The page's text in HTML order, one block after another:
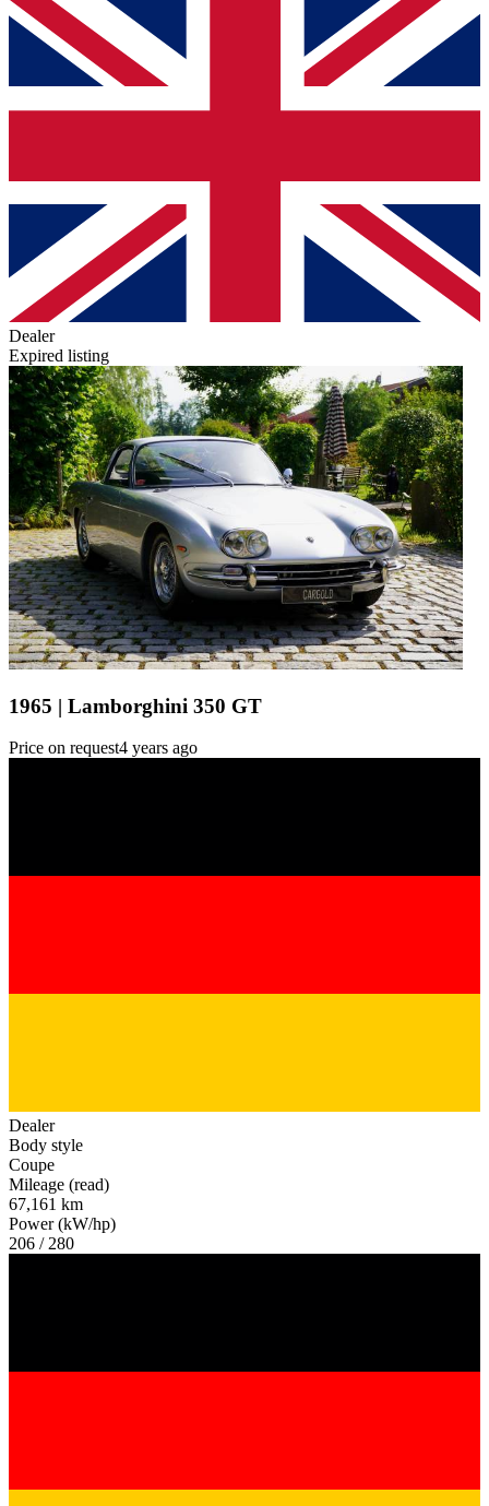
Dealer
Expired listing
1965 | Lamborghini 350 GT
Price on request4 years ago
Dealer
Body style
Coupe
Mileage (read)
67,161 km
Power (kW/hp)
206 / 280